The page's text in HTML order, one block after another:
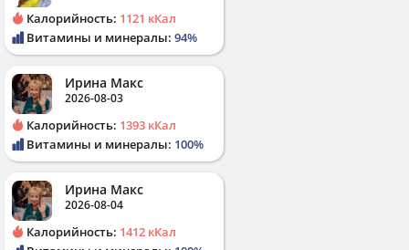
Калорийность: 1121 кКал
Витамины и минералы: 94%
Ирина Макс
2026-08-03
Калорийность: 1393 кКал
Витамины и минералы: 100%
Ирина Макс
2026-08-04
Калорийность: 1412 кКал